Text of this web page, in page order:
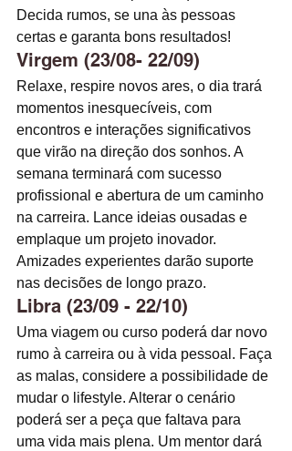
Decida rumos, se una às pessoas
certas e garanta bons resultados!
Virgem (23/08- 22/09)
Relaxe, respire novos ares, o dia trará
momentos inesquecíveis, com
encontros e interações significativos
que virão na direção dos sonhos. A
semana terminará com sucesso
profissional e abertura de um caminho
na carreira. Lance ideias ousadas e
emplaque um projeto inovador.
Amizades experientes darão suporte
nas decisões de longo prazo.
Libra (23/09 - 22/10)
Uma viagem ou curso poderá dar novo
rumo à carreira ou à vida pessoal. Faça
as malas, considere a possibilidade de
mudar o lifestyle. Alterar o cenário
poderá ser a peça que faltava para
uma vida mais plena. Um mentor dará